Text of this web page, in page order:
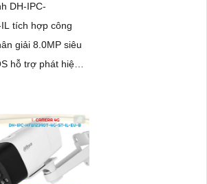
DH-IPC-
tích hợp công
giải 8.0MP siêu
hỗ trợ phát hiện